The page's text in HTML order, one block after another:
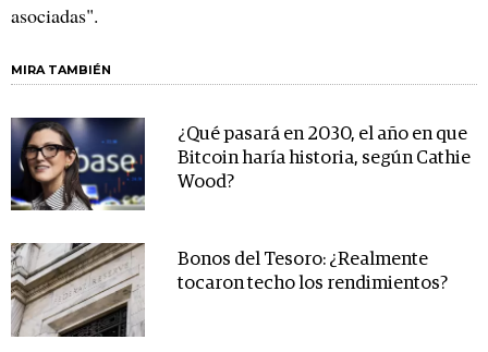
asociadas".
MIRA TAMBIÉN
¿Qué pasará en 2030, el año en que
Bitcoin haría historia, según Cathie
Wood?
Bonos del Tesoro: ¿Realmente
tocaron techo los rendimientos?